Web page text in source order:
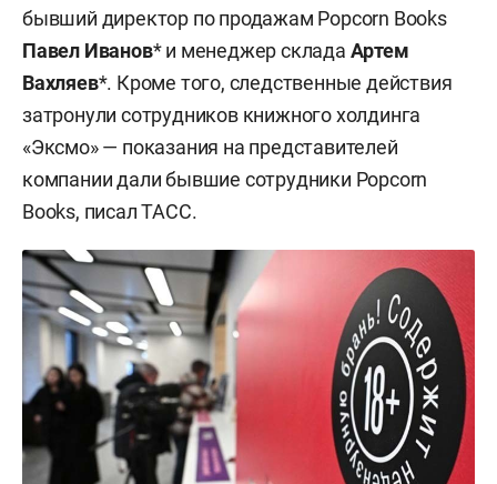
бывший директор по продажам Popcorn Books
Павел Иванов* и менеджер склада Артем
Вахляев*. Кроме того, следственные действия
затронули сотрудников книжного холдинга
«Эксмо» — показания на представителей
компании дали бывшие сотрудники Popcorn
Books, писал ТАСС.